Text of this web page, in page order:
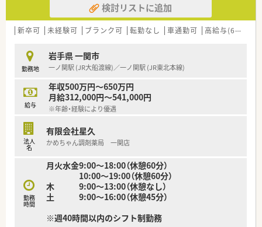
検討リストに追加
新卒可 未経験可 ブランク可 転勤なし 車通勤可 高給与(600万円以上)
勤務地
岩手県 一関市
一ノ関駅 (JR大船渡線)／一ノ関駅 (JR東北本線)
給与
年収500万円～650万円
月給312,000円～541,000円
※年齢・経験により優遇
法人
名
有限会社星久
かめちゃん調剤薬局 一関店
勤務
時間
月火水金9:00～18:00（休憩60分）
10:00～19:00（休憩60分）
木 9:00～13:00（休憩なし）
土 9:00～16:00（休憩45分）
※週40時間以内のシフト制勤務